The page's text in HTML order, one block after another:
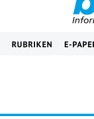
RUBRIKEN E-